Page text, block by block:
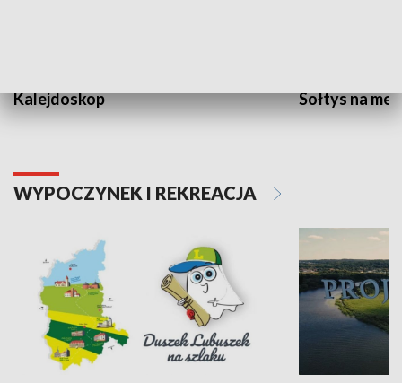
Kalejdoskop Sołtys na
WYPOCZYNEK I REKREACJA